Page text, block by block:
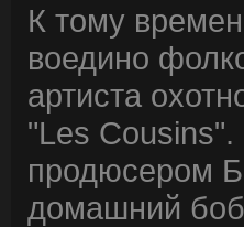
К тому
воедино
артиста
"Les
продюсером
домашний